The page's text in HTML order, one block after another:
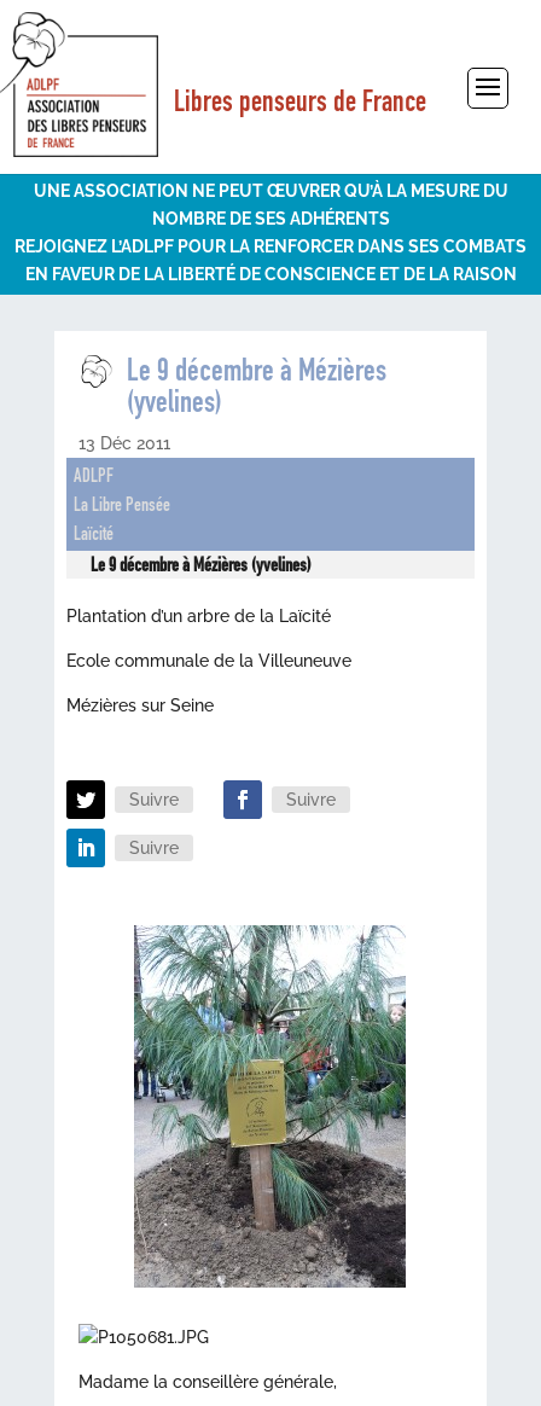
Libres penseurs de France
Sélectionner une page
UNE ASSOCIATION NE PEUT ŒUVRER QU’À LA MESURE DU
NOMBRE DE SES ADHÉRENTS
REJOIGNEZ L’ADLPF POUR LA RENFORCER DANS SES COMBATS
EN FAVEUR DE LA LIBERTÉ DE CONSCIENCE ET DE LA RAISON
Le 9 décembre à Mézières
(yvelines)
13 Déc 2011
ADLPF
La Libre Pensée
Laïcité
Le 9 décembre à Mézières (yvelines)
Plantation d’un arbre de la Laïcité
Ecole communale de la Villeuneuve
Mézières sur Seine
Suivre Suivre
Suivre
Madame la conseillère générale,